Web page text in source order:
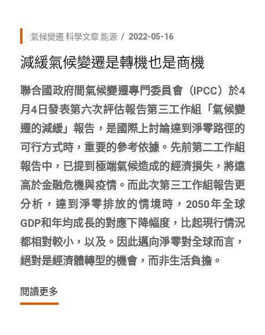
氣候變遷 科學文章 能源 2022-05-16
減緩氣候變遷是轉機也是商機
聯合國政府間氣候變遷專門委員會（IPCC）於4
月4日發表第六次評估報告第三工作組「氣候變
遷的減緩」報告，是國際上討論達到淨零路徑的
可行方式時，重要的參考依據。先前第二工作組
報告中，已提到極端氣候造成的經濟損失，將遠
高於金融危機與疫情。而此次第三工作組報告更
分析，達到淨零排放的情境時，2050年全球
GDP和年均成長的對應下降幅度，比起現行情況
都相對較小，以及。因此邁向淨零對全球而言，
絕對是經濟體轉型的機會，而非生活負擔。
閱讀更多